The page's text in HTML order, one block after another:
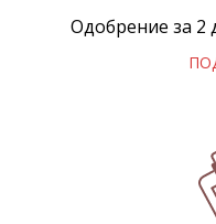
Одобрение за 2